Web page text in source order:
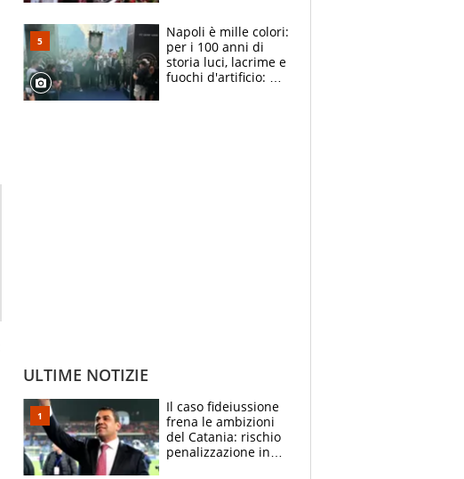
bigliettini
Napoli è mille colori:
per i 100 anni di
storia luci, lacrime e
fuochi d'artificio: De
ULTIME NOTIZIE
Il caso fideiussione
frena le ambizioni
del Catania: rischio
penalizzazione in